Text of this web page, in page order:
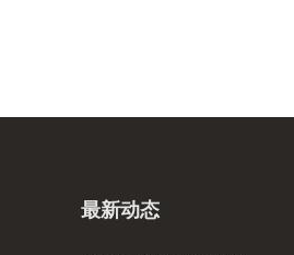
最新动态